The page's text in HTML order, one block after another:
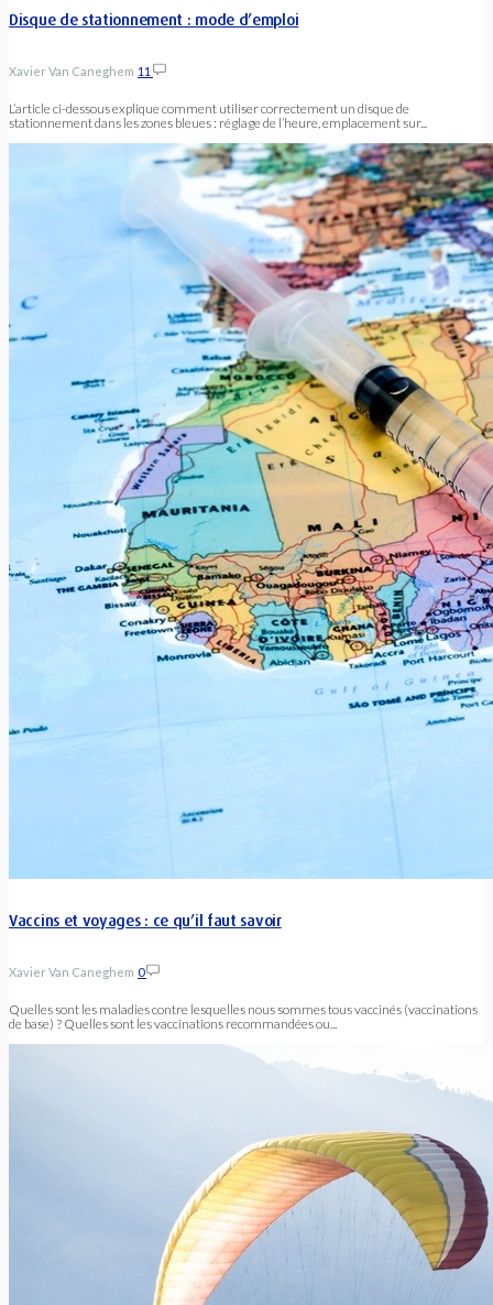
Disque de stationnement : mode d’emploi
Xavier Van Caneghem 11
L’article ci-dessous explique comment utiliser correctement un disque de
stationnement dans les zones bleues : réglage de l’heure, emplacement sur...
Vaccins et voyages : ce qu’il faut savoir
Xavier Van Caneghem 0
Quelles sont les maladies contre lesquelles nous sommes tous vaccinés (vaccinations
de base) ? Quelles sont les vaccinations recommandées ou...